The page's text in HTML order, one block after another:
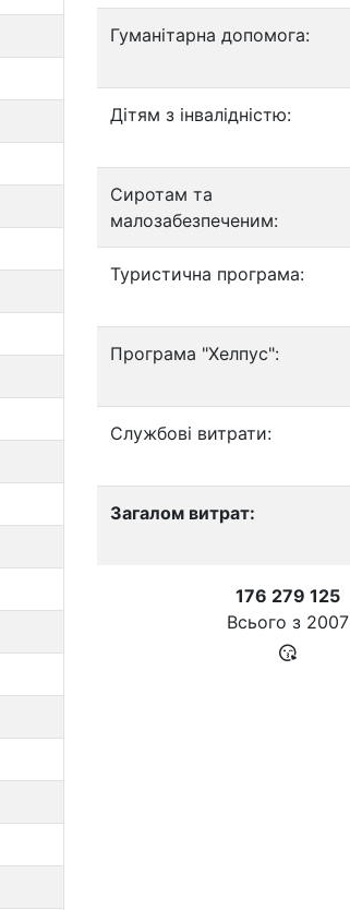
Гуманітарна допомога:
Дітям з інвалідністю:
Сиротам та
малозабезпеченим:
Туристична програма:
Програма "Хелпус":
Службові витрати:
Загалом витрат:
176 279 125
Всього з 2007